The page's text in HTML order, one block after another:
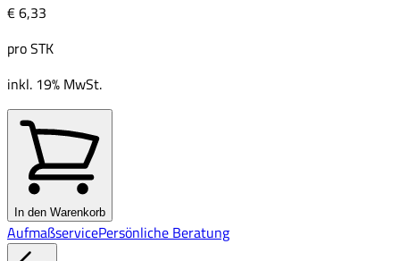
€ 6,33
proSTK
inkl. 19% MwSt.
In den Warenkorb
AufmaßservicePersönliche Beratung